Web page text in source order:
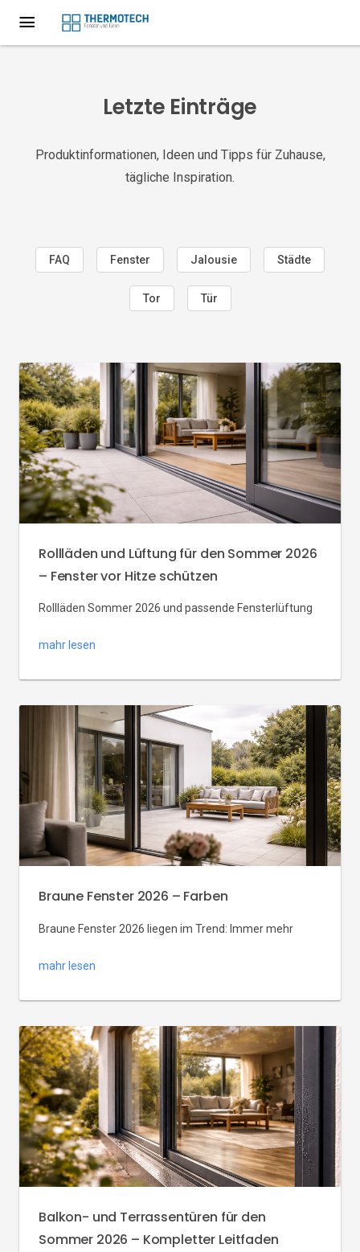
Letzte Einträge
Produktinformationen, Ideen und Tipps für Zuhause,
tägliche Inspiration.
FAQ Fenster Jalousie Städte
Tor Tür
Rollläden und Lüftung für den Sommer 2026
– Fenster vor Hitze schützen
Rollläden Sommer 2026 und passende Fensterlüftung
Fenster kühl halten 2026 zu können – ohne teure
diesem Leitfaden: Rollläden und Lüftung für den
Sommer 2026, Fenster vor Hitze schützen, was Sie bei
Beschattung und Nachtlüftung sowie bei […]
mahr lesen
Braune Fenster 2026 – Farben
Braune Fenster 2026 liegen im Trend: Immer mehr
Fensterfarbe braun RAL statt reines Weiß. Ob Neubau
Holzoptiken bei gleicher Qualität und Dämmung. In
diesem Leitfaden geht es um RAL und Auswahl-
Leitfaden für braune Fenster […]
mahr lesen
Balkon- und Terrassentüren für den
Sommer 2026 – Kompletter Leitfaden